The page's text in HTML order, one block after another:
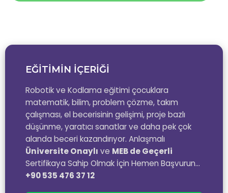
EĞİTİMİN İÇERİĞİ
Robotik ve Kodlama eğitimi çocuklara
matematik, bilim, problem çözme, takım
çalışması, el becerisinin gelişimi, proje bazlı
düşünme, yaratıcı sanatlar ve daha pek çok
alanda beceri kazandırıyor. Anlaşmalı
Üniversite Onaylı ve MEB de Geçerli
Sertifikaya Sahip Olmak İçin Hemen Başvurun…
+90 535 476 37 12